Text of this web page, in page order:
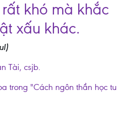
khó mà khắc
xấu khác.
Tài, csjb.
trong "Cách ngôn thần học tu